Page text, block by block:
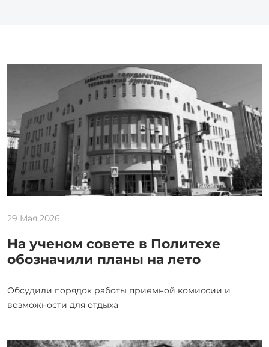
29 Мая 2026
На ученом совете в Политехе
обозначили планы на лето
Обсудили порядок работы приемной комиссии и
возможности для отдыха